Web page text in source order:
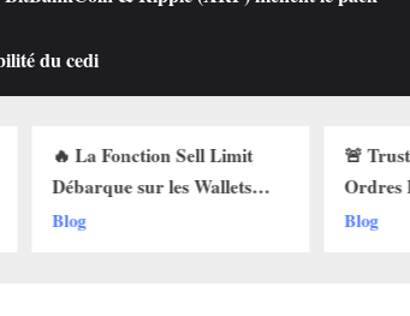
du cedi
🚨 Trust Wallet Lance les
Ordres Buy Limit :
Comment Acheter vos
Blog
une
Chute
Blog